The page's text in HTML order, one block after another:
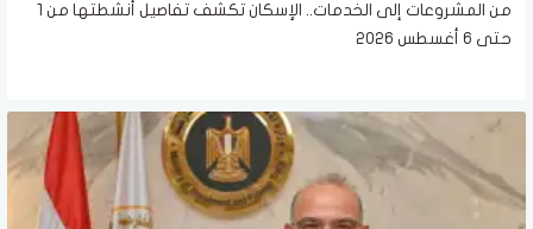
من المشروعات إلى الخدمات.. الإسكان تكشف تفاصيل أنشطتها من 1
حتى 6 أغسطس 2026